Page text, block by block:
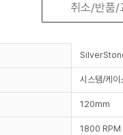
취소/반품/
시스템/케이
120mm
1800 RPM